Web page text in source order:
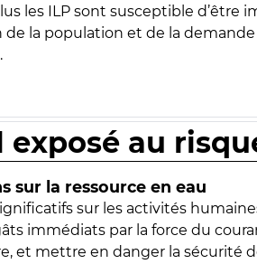
les ILP sont susceptible d’être
la population et de la
au
sur la ressource en eau
sur les activités
immédiats par la force du
et mettre en danger la sécurité